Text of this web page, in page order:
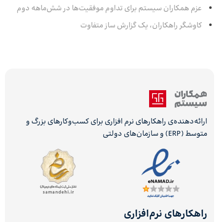
عزم همکاران سیستم برای تداوم موفقیت‌ها در شش‌ماهه‌ دوم
کاوشگر راهکاران، یک گزارش ساز متفاوت
ارائه‌دهنده‌ی راهکارهای نرم افزاری برای کسب‌وکارهای بزرگ و
متوسط (ERP) و سازمان‌های دولتی
راهکارهای نرم‌افزاری